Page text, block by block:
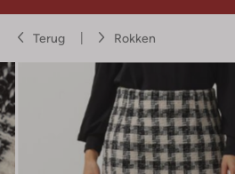
Terug Rokken